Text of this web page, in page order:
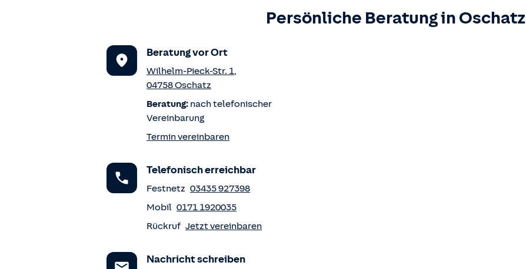
Persönliche Beratung in Oschatz
Beratung vor Ort
Wilhelm-Pieck-Str. 1,
04758Oschatz
Beratung: nach telefonischer
Vereinbarung
Termin vereinbaren
Telefonisch erreichbar
Festnetz 03435 927398
Mobil 0171 1920035
Rückruf Jetzt vereinbaren
Nachricht schreiben